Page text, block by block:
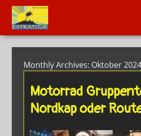
Monthly Archives: Oktober 2024
Motorrad
Nordkap oder